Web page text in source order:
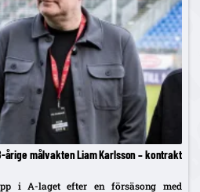
årige målvakten Liam Karlsson – kontrakt
i A-laget efter en försäsong med